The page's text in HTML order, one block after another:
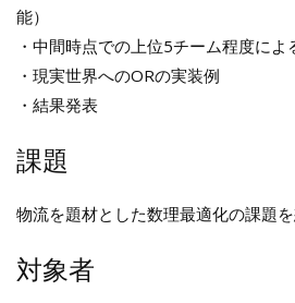
能）
・中間時点での上位5チーム程度によ
・現実世界へのORの実装例
・結果発表
課題
物流を題材とした数理最適化の課題
対象者